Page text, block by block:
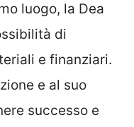
luogo, la Dea
di
e finanziari.
e al suo
successo e